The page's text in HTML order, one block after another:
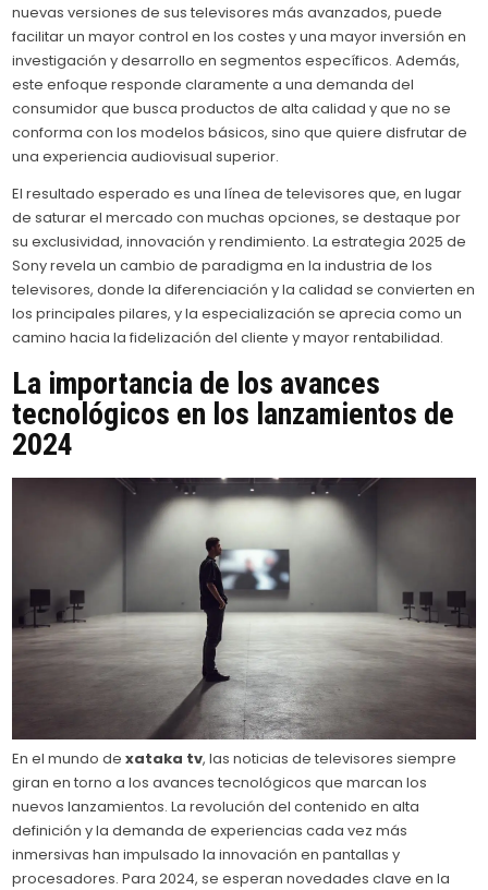
nuevas versiones de sus televisores más avanzados, puede
facilitar un mayor control en los costes y una mayor inversión en
investigación y desarrollo en segmentos específicos. Además,
este enfoque responde claramente a una demanda del
consumidor que busca productos de alta calidad y que no se
conforma con los modelos básicos, sino que quiere disfrutar de
una experiencia audiovisual superior.
El resultado esperado es una línea de televisores que, en lugar
de saturar el mercado con muchas opciones, se destaque por
su exclusividad, innovación y rendimiento. La estrategia 2025 de
Sony revela un cambio de paradigma en la industria de los
televisores, donde la diferenciación y la calidad se convierten en
los principales pilares, y la especialización se aprecia como un
camino hacia la fidelización del cliente y mayor rentabilidad.
La importancia de los avances
tecnológicos en los lanzamientos de
2024
En el mundo dexataka tv, las noticias de televisores siempre
giran en torno a los avances tecnológicos que marcan los
nuevos lanzamientos. La revolución del contenido en alta
definición y la demanda de experiencias cada vez más
inmersivas han impulsado la innovación en pantallas y
procesadores. Para 2024, se esperan novedades clave en la